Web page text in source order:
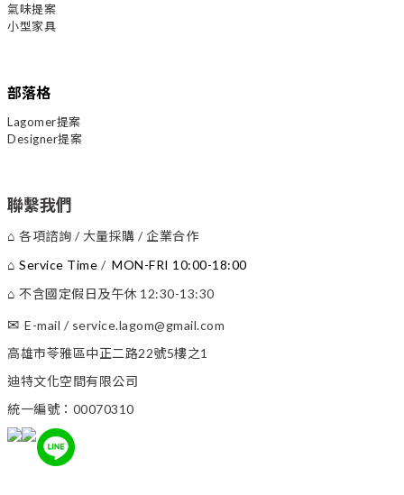
氣味提案
小型家具
部落格
Lagomer提案
Designer提案
聯繫我們
⌂ 各項諮詢 / 大量採購 / 企業合作
⌂ Service Time / MON-FRI 10:00-18:00
⌂ 不含國定假日及午休 12:30-13:30
✉ E-mail / service.lagom@gmail.com
高雄市苓雅區中正二路22號5樓之1
迪特文化空間有限公司
統一編號：00070310